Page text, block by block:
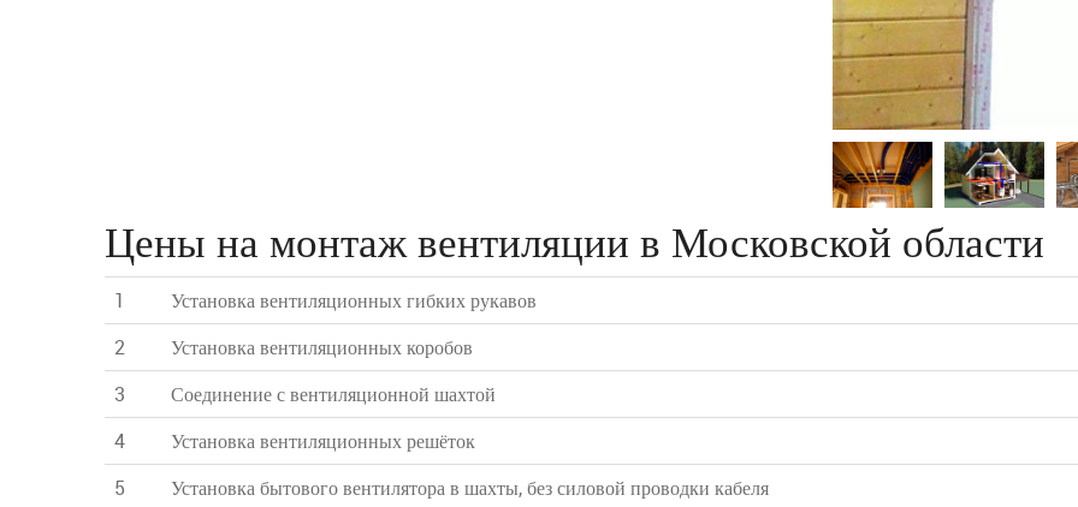
Цены на монтаж вентиляции в Московской области
1
Установка вентиляционных гибких рукавов
2
Установка вентиляционных коробов
3
Соединение с вентиляционной шахтой
4
Установка вентиляционных решёток
5
Установка бытового вентилятора в шахты, без силовой проводки кабеля